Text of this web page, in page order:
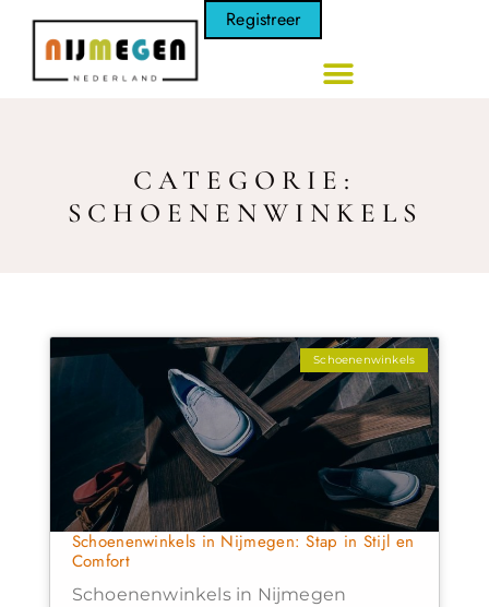
Registreer
CATEGORIE:
SCHOENENWINKELS
Schoenenwinkels
Schoenenwinkels in Nijmegen: Stap in Stijl en
Comfort
Schoenenwinkels in Nijmegen